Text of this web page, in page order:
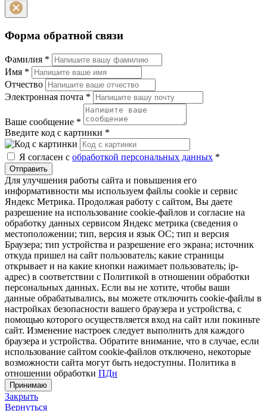
Форма обратной связи
Фамилия *
Имя *
Отчество
Электронная почта *
Ваше сообщение *
Введите код с картинки *
Я согласен с обработкой персональных данных *
Отправить
Для улучшения работы сайта и повышения его
информативности мы используем файлы cookie и сервис
Яндекс Метрика. Продолжая работу с сайтом, Вы даете
разрешение на использование cookie-файлов и согласие на
обработку данных сервисом Яндекс метрика (сведения о
местоположении; тип, версия и язык ОС; тип и версия
Браузера; тип устройства и разрешение его экрана; источник
откуда пришел на сайт пользователь; какие страницы
открывает и на какие кнопки нажимает пользователь; ip-
адрес) в соответствии с Политикой в отношении обработки
персональных данных. Если вы не хотите, чтобы ваши
данные обрабатывались, вы можете отключить cookie-файлы в
настройках безопасности вашего браузера и устройства, с
помощью которого осуществляется вход на сайт или покиньте
сайт. Изменение настроек следует выполнить для каждого
браузера и устройства. Обратите внимание, что в случае, если
использование сайтом cookie-файлов отключено, некоторые
возможности сайта могут быть недоступны. Политика в
отношении обработки ПДн
Принимаю
Закрыть
Вернуться